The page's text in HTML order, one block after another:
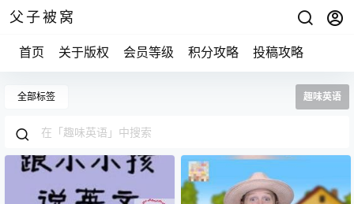
父子被窝
首页 关于版权 会员等级 积分攻略 投稿攻略
全部标签 趣味英语